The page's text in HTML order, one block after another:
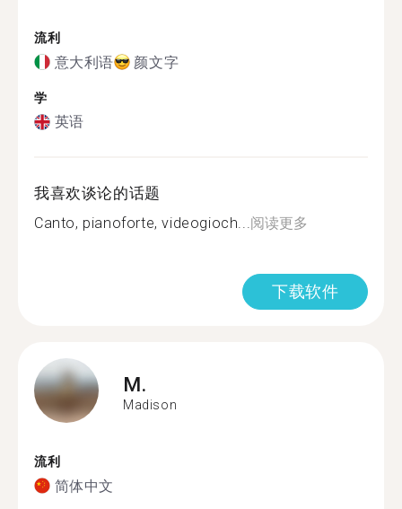
流利
意大利语 颜文字
学
英语
我喜欢谈论的话题
Canto, pianoforte, videogioch...阅读更多
下载软件
M.
Madison
流利
简体中文